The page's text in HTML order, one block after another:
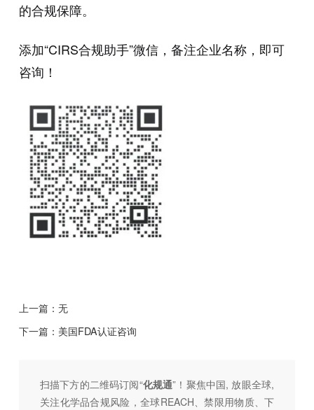
的合规保障。
添加“CIRS合规助手”微信，备注企业名称，即可
咨询！
上一篇：无
下一篇： 美国FDA认证咨询
扫描下方的二维码订阅“化规通”！聚焦中国, 放眼全球,
关注化学品合规风险，全球REACH、禁限用物质、下